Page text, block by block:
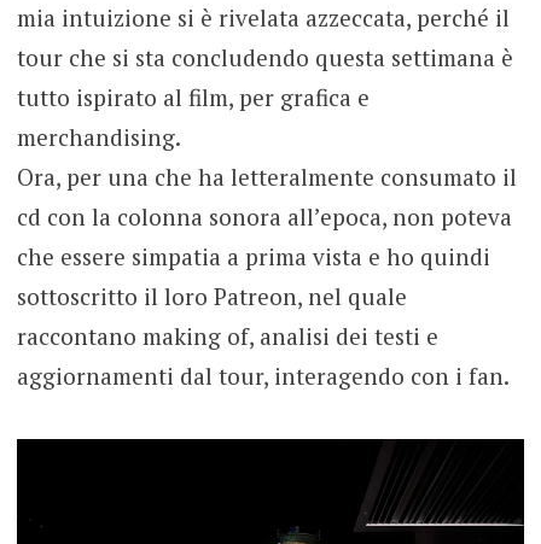
mia intuizione si è rivelata azzeccata, perché il
tour che si sta concludendo questa settimana è
tutto ispirato al film, per grafica e
merchandising.
Ora, per una che ha letteralmente consumato il
cd con la colonna sonora all’epoca, non poteva
che essere simpatia a prima vista e ho quindi
sottoscritto il loro Patreon, nel quale
raccontano making of, analisi dei testi e
aggiornamenti dal tour, interagendo con i fan.